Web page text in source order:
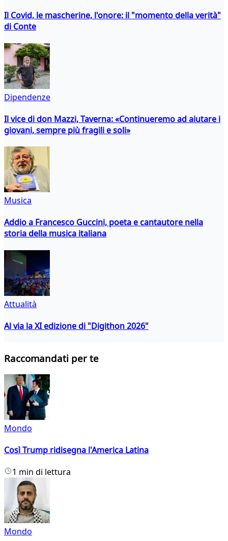
Il Covid, le mascherine, l'onore: il "momento della verità"
di Conte
Dipendenze
Il vice di don Mazzi, Taverna: «Continueremo ad aiutare i
giovani, sempre più fragili e soli»
Musica
Addio a Francesco Guccini, poeta e cantautore nella
storia della musica italiana
Attualità
Al via la XI edizione di "Digithon 2026"
Raccomandati per te
Mondo
Così Trump ridisegna l'America Latina
1 min di lettura
Mondo